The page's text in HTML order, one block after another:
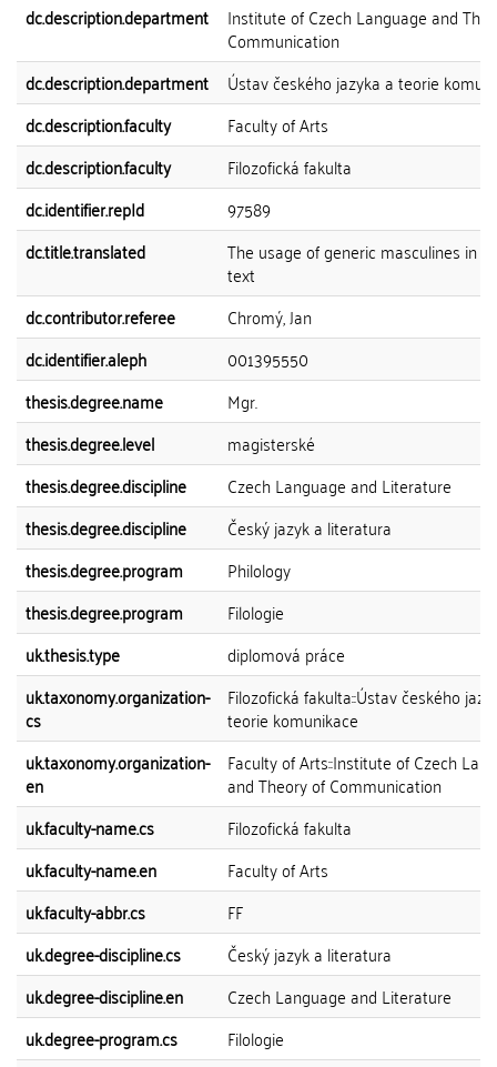
dc.description.department
Institute of Czech Language and
Communication
dc.description.department
Ústav českého jazyka a teorie
dc.description.faculty
Faculty of Arts
dc.description.faculty
Filozofická fakulta
dc.identifier.repId
97589
dc.title.translated
The usage of generic masculines in a
text
dc.contributor.referee
Chromý, Jan
dc.identifier.aleph
001395550
thesis.degree.name
Mgr.
thesis.degree.level
magisterské
thesis.degree.discipline
Czech Language and Literature
thesis.degree.discipline
Český jazyk a literatura
thesis.degree.program
Philology
thesis.degree.program
Filologie
uk.thesis.type
diplomová práce
uk.taxonomy.organization-
cs
Filozofická fakulta::Ústav českého
teorie komunikace
uk.taxonomy.organization-
en
Faculty of Arts::Institute of Czech
and Theory of Communication
uk.faculty-name.cs
Filozofická fakulta
uk.faculty-name.en
Faculty of Arts
uk.faculty-abbr.cs
FF
uk.degree-discipline.cs
Český jazyk a literatura
uk.degree-discipline.en
Czech Language and Literature
uk.degree-program.cs
Filologie